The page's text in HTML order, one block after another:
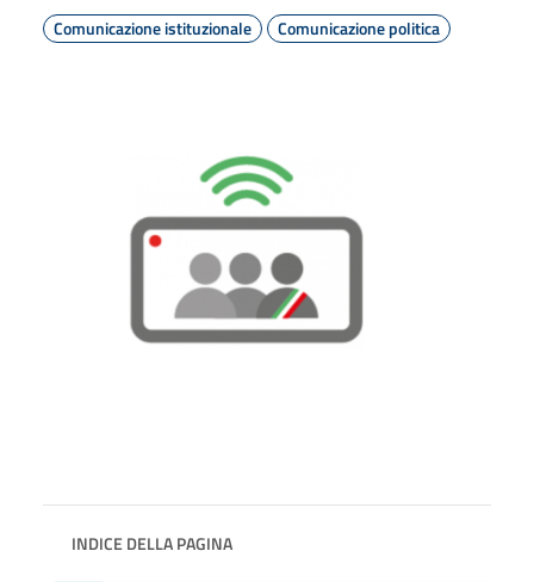
Comunicazione istituzionale
Comunicazione politica
INDICE DELLA PAGINA